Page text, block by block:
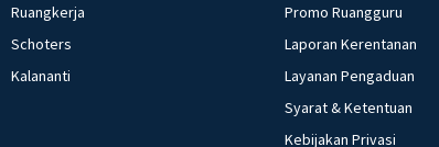
Ruangkerja
Schoters
Kalananti
Promo Ruangguru
Laporan Kerentanan
Layanan Pengaduan
Syarat & Ketentuan
Kebijakan Privasi